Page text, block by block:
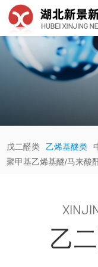
戊二醛类 乙烯基醚类
聚甲基乙烯基醚/马来酸
乙